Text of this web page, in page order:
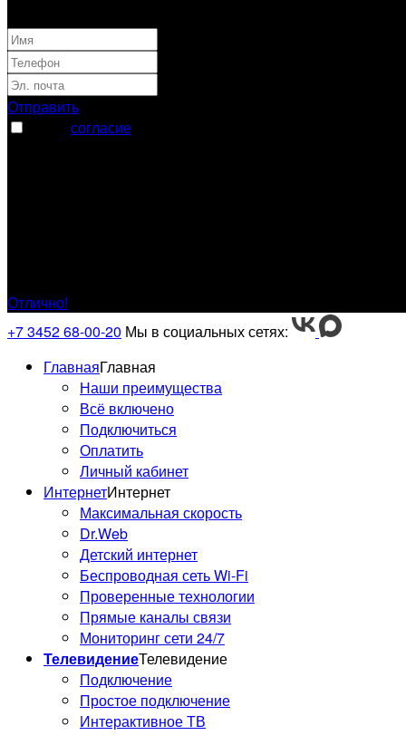
Отправить
согласие
Отлично!
+7 3452 68-00-20 Мы в социальных сетях:
ГлавнаяГлавная
Наши преимущества
Всё включено
Подключиться
Оплатить
Личный кабинет
ИнтернетИнтернет
Максимальная скорость
Dr.Web
Детский интернет
Беспроводная сеть Wi-Fi
Проверенные технологии
Прямые каналы связи
Мониторинг сети 24/7
ТелевидениеТелевидение
Подключение
Простое подключение
Интерактивное ТВ